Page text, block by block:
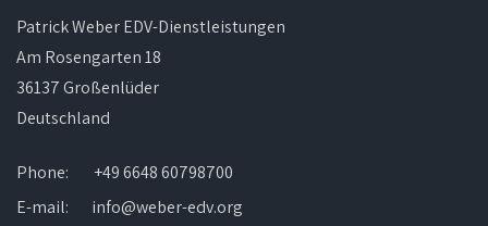
Patrick Weber EDV-Dienstleistungen
Am Rosengarten 18
36137 Großenlüder
Deutschland
Phone:
+49 6648 60798700
E-mail:
info@weber-edv.org